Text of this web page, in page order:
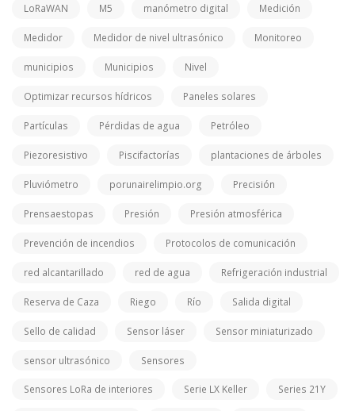
LoRaWAN M5 manómetro digital Medición
Medidor Medidor de nivel ultrasónico Monitoreo
municipios Municipios Nivel
Optimizar recursos hídricos Paneles solares
Partículas Pérdidas de agua Petróleo
Piezoresistivo Piscifactorías plantaciones de árboles
Pluviómetro porunairelimpio.org Precisión
Prensaestopas Presión Presión atmosférica
Prevención de incendios Protocolos de comunicación
red alcantarillado red de agua Refrigeración industrial
Reserva de Caza Riego Río Salida digital
Sello de calidad Sensor láser Sensor miniaturizado
sensor ultrasónico Sensores
Sensores LoRa de interiores Serie LX Keller Series 21Y